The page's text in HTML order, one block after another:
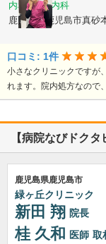
内科, 血液内科
鹿児島県鹿児島市真砂
口コミ: 1件
小さなクリニックですが
れます。院内処方なので
【病院なびドク
鹿児島県鹿児島市
緑ヶ丘クリニック
新田 翔 院長
桂 久和 医師 取